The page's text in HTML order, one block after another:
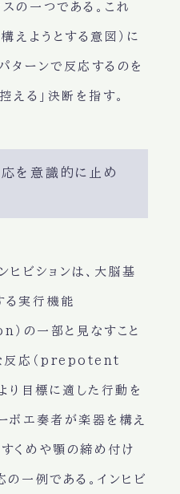
の一つである。これ
えようとする意図）に
ターンで反応するのを
える」決断を指す。
を意識的に止め
ヒビションは、大脳基
る実行機能
一部と見なすこと
な反応（prepotent
目標に適した行動を
ボエ奏者が楽器を構え
くめや顎の締め付け
の一例である。インヒビ